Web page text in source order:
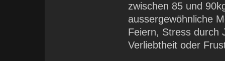
zwischen 85 und
aussergewöhnliche
Feiern, Stress durch
Verliebtheit oder